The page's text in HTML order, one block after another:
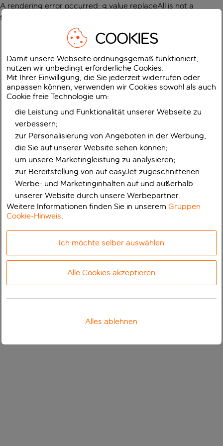
A rendering error occurred: g.value.replaceAll is not a
function
COOKIES
Damit unsere Webseite ordnungsgemäß funktioniert,
nutzen wir unbedingt erforderliche Cookies.
Mit Ihrer Einwilligung, die Sie jederzeit widerrufen oder
anpassen können, verwenden wir Cookies sowohl als auch
Cookie freie Technologie um:
die Leistung und Funktionalität unserer Webseite zu
verbessern;
zur Personalisierung von Angeboten in der Werbung,
die Sie auf unserer Website sehen können;
um unsere Marketingleistung zu analysieren;
zur Bereitstellung von auf easyJet zugeschnittenen
Werbe- und Marketinginhalten auf und außerhalb
unserer Website durch unsere Werbepartner.
Weitere Informationen finden Sie in unseremGruppen
Cookie-Hinweis.
Ich möchte selber auswählen
Alle Cookies akzeptieren
Alles ablehnen